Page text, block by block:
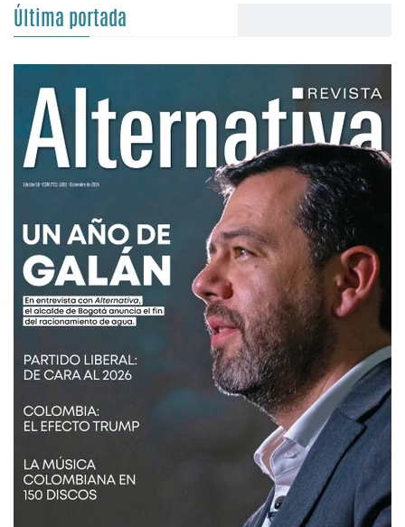
Última portada